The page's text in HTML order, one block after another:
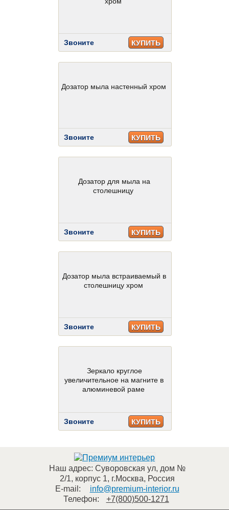
Звоните КУПИТЬ
Дозатор мыла настенный хром
Звоните КУПИТЬ
Дозатор для мыла на
столешницу
Звоните КУПИТЬ
Дозатор мыла встраиваемый в
столешницу хром
Звоните КУПИТЬ
Зеркало круглое
увеличительное на магните в
алюминевой раме
Звоните КУПИТЬ
Наш адрес: Суворовская ул, дом №
2/1, корпус 1, г.Москва, Россия
E-mail:
info@premium-interior.ru
Телефон:
+7(800)500-1271